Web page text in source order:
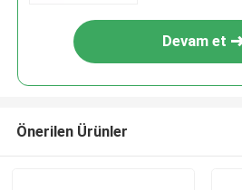
Devam et
Önerilen Ürünler